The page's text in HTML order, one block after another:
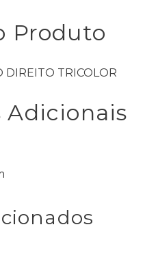
Produto
DIREITO TRICOLOR
Adicionais